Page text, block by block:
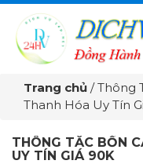
Trang chủ /Thông
Thanh Hóa Uy Tín
THÔNG TẮC BỒN
UY TÍN GIÁ 90K